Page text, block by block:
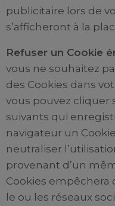
publicitaire lors de
s’afficheront à la
Refuser un Cookie
vous ne souhaitez
des Cookies dans
vous pouvez cliquer
suivants qui
navigateur un
neutraliser
provenant d’un
Cookies
le ou les réseaux